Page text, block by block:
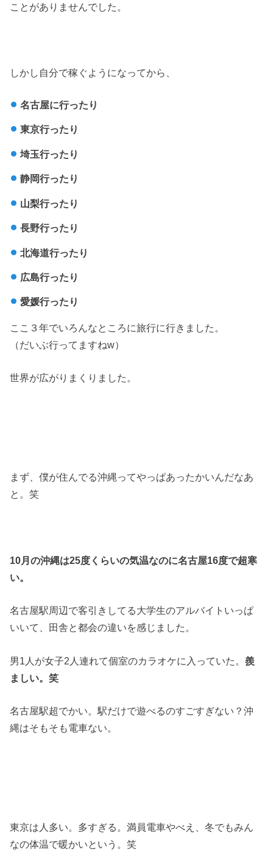
ことがありませんでした。
しかし自分で稼ぐようになってから、
名古屋に行ったり
東京行ったり
埼玉行ったり
静岡行ったり
山梨行ったり
長野行ったり
北海道行ったり
広島行ったり
愛媛行ったり
ここ３年でいろんなところに旅行に行きました。
（だいぶ行ってますねw）
世界が広がりまくりました。
まず、僕が住んでる沖縄ってやっぱあったかいんだなあ
と。笑
10月の沖縄は25度くらいの気温なのに名古屋16度で超寒
い。
名古屋駅周辺で客引きしてる大学生のアルバイトいっぱ
いいて、田舎と都会の違いを感じました。
男1人が女子2人連れて個室のカラオケに入っていた。羨
ましい。笑
名古屋駅超でかい。駅だけで遊べるのすごすぎない？沖
縄はそもそも電車ない。
東京は人多い。多すぎる。満員電車やべえ、冬でもみん
なの体温で暖かいという。笑